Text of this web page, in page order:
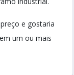
e gostaria
um ou mais